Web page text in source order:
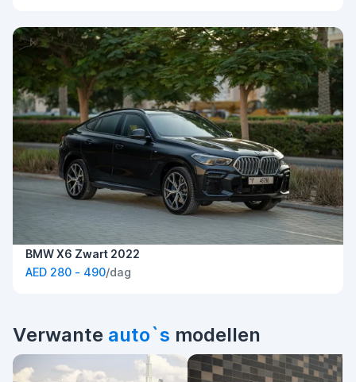
BMW X6 Zwart 2022
AED 280 - 490/dag
Verwante auto`s modellen